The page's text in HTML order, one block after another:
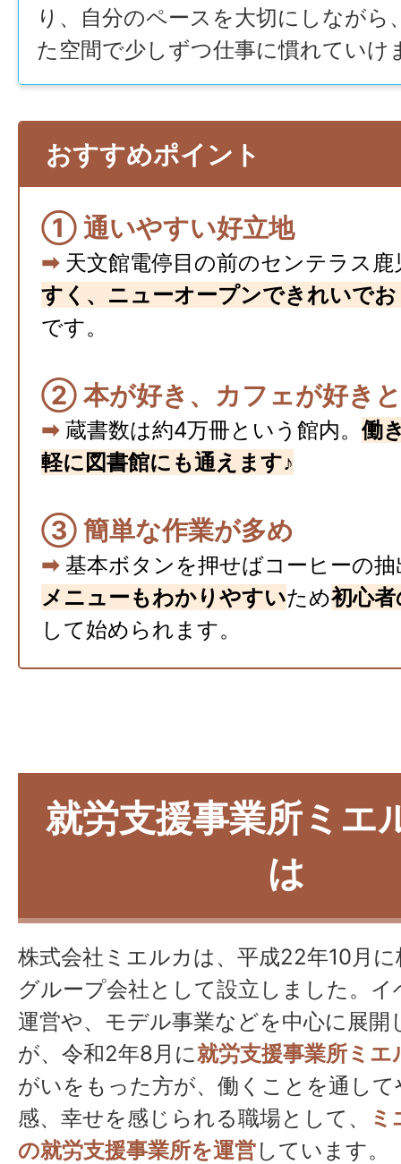
り、自分のペースを大切にしながら
た空間で少しずつ仕事に慣れていけ
おすすめポイント
① 通いやすい好立地
➡︎天文館電停目の前のセンテラス鹿
すく、ニューオープンできれいで
です。
② 本が好き、カフェが好き
➡︎蔵書数は約4万冊という館内。働
軽に図書館にも通えます♪
③ 簡単な作業が多め
➡︎基本ボタンを押せばコーヒーの抽
メニューもわかりやすいため初心
して始められます。
就労支援事業所ミ
は
株式会社ミエルカは、平成22年10月
グループ会社として設立しました。
運営や、モデル事業などを中心に展開
が、令和2年8月に就労支援事業所ミエ
がいをもった方が、働くことを通し
感、幸せを感じられる職場として、
ミ
の就労支援事業所を運営しています。